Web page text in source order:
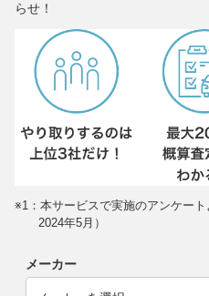
らせ！
※1：本サービスで実施のアンケー
2024年5月）
メーカー